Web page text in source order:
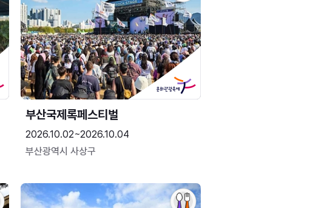
부산국제록페스티벌
2026.10.02~2026.10.04
부산광역시 사상구